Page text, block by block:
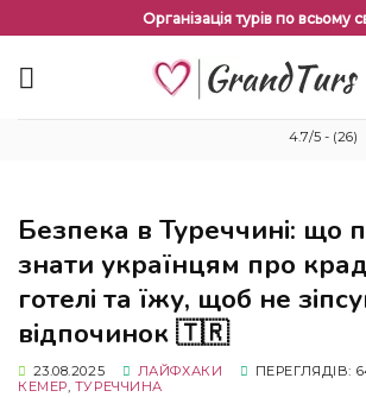
змісту
Організація турів по всьому
4.7/5 - (26)
Безпека в Туреччині: що потрібно
знати українцям про
готелі та їжу, щоб не
відпочинок 🇹🇷
23.08.2025 ЛАЙФХАКИ ПЕРЕГЛЯДІВ:
КЕМЕР, ТУРЕЧЧИНА